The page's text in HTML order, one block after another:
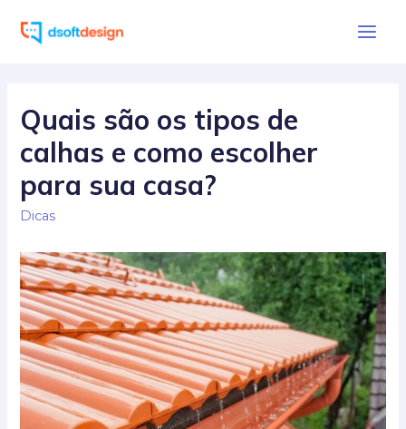
para
Quais são os tipos de
calhas e como escolher
para sua casa?
Dicas